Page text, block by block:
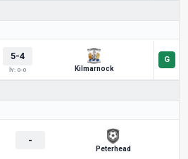
5-4
İY: 0-0 Kilmarnock
-
Peterhead